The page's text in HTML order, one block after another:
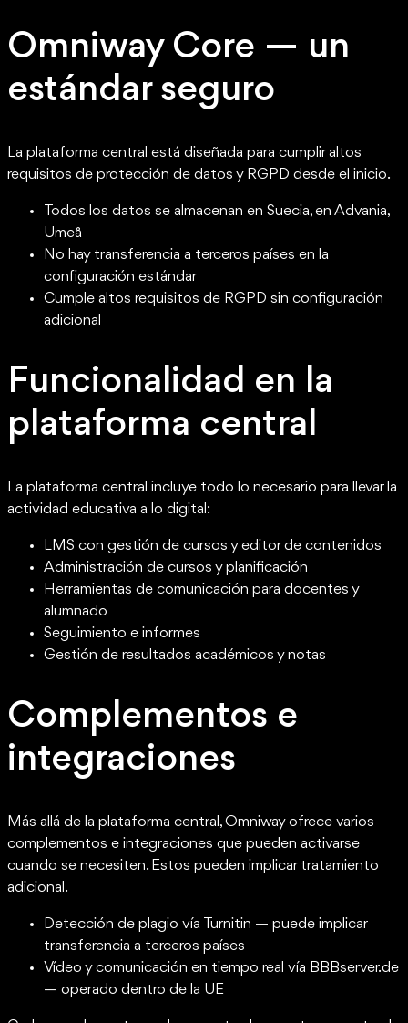
Omniway Core — un
estándar seguro
La plataforma central está diseñada para cumplir altos
requisitos de protección de datos y RGPD desde el inicio.
Todos los datos se almacenan en Suecia, en Advania,
Umeå
No hay transferencia a terceros países en la
configuración estándar
Cumple altos requisitos de RGPD sin configuración
adicional
Funcionalidad en la
plataforma central
La plataforma central incluye todo lo necesario para llevar la
actividad educativa a lo digital:
LMS con gestión de cursos y editor de contenidos
Administración de cursos y planificación
Herramientas de comunicación para docentes y
alumnado
Seguimiento e informes
Gestión de resultados académicos y notas
Complementos e
integraciones
Más allá de la plataforma central, Omniway ofrece varios
complementos e integraciones que pueden activarse
cuando se necesiten. Estos pueden implicar tratamiento
adicional.
Detección de plagio vía Turnitin — puede implicar
transferencia a terceros países
Vídeo y comunicación en tiempo real vía BBBserver.de
— operado dentro de la UE